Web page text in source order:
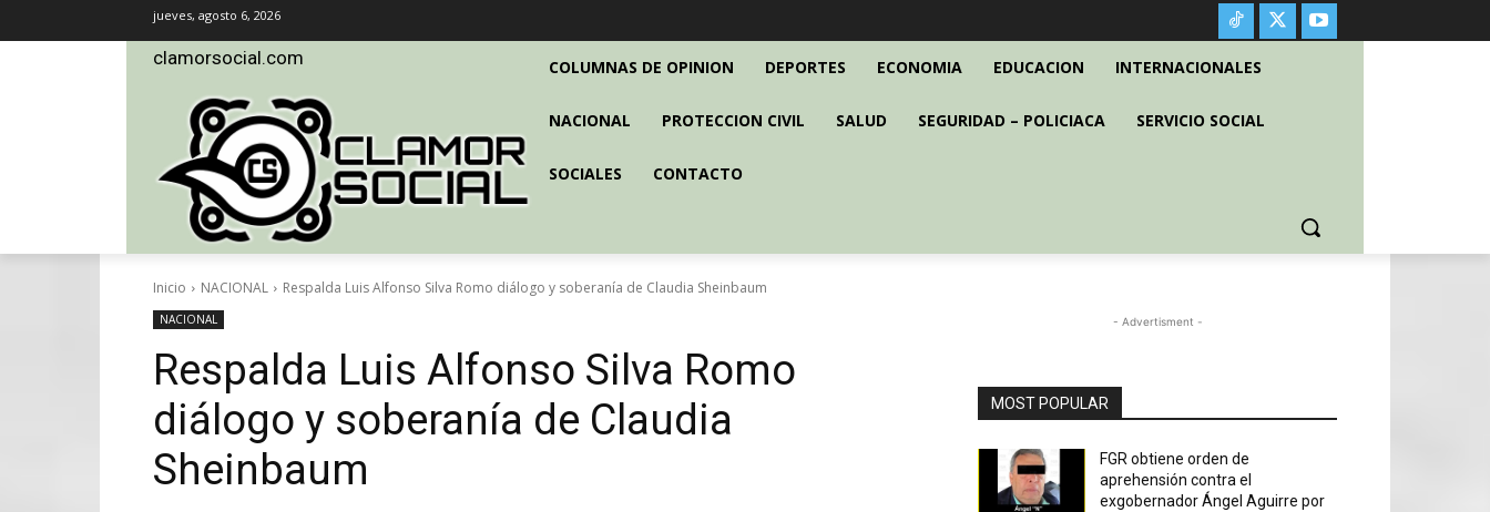
jueves, agosto 6, 2026
clamorsocial.com COLUMNAS DE OPINION DEPORTES ECONOMIA EDUCACION INTERNACIONALES
NACIONAL PROTECCION CIVIL SALUD SEGURIDAD – POLICIACA SERVICIO SOCIAL
SOCIALES CONTACTO
Inicio NACIONAL Respalda Luis Alfonso Silva Romo diálogo y soberanía de Claudia Sheinbaum
NACIONAL
Respalda Luis Alfonso Silva Romo
diálogo y soberanía de Claudia
Sheinbaum
- Advertisment -
MOST POPULAR
FGR obtiene orden de
aprehensión contra el
exgobernador Ángel Aguirre por